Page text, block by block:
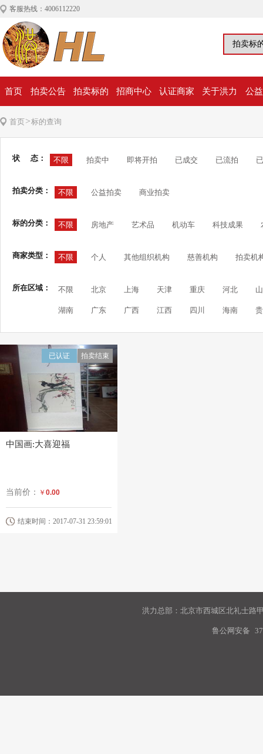
客服热线：4006112220
首页 拍卖公告 拍卖标的 招商中心 认证商家 关于洪力 公
首页>标的查询
状 态： 不限 拍卖中 即将开拍 已成交 已流拍
拍卖分类： 不限 公益拍卖 商业拍卖
标的分类： 不限 房地产 艺术品 机动车 科技成果
商家类型： 不限 个人 其他组织机构 慈善机构 拍卖机
所在区域： 不限 北京 上海 天津 重庆 河北
湖南 广东 广西 江西 四川 海南
拍卖结束
已认证
中国画:大喜迎福
当前价： ￥ 0.00
结束时间：2017-07-31 23:59:01
洪力总部：北京市西城区北礼士路
鲁公网安备